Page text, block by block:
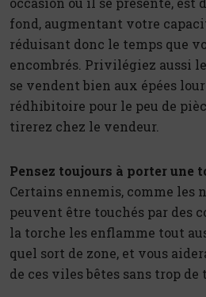
fond, augmentant votre
réduisant donc le temps que
encombrés. Privilégiez aussi
se vendent bien aux épées
rédhibitoire pour le peu de
tirerez chez le vendeur.
Pensez toujours à porter une
Certains ennemis, comme les
peuvent être touchés par des
la torche les enflamme tout
quel sort de zone, et vous
de ces viles bêtes sans trop de